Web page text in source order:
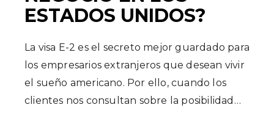
ESTADOS UNIDOS?
La visa E-2 es el secreto mejor guardado para
los empresarios extranjeros que desean vivir
el sueño americano. Por ello, cuando los
clientes nos consultan sobre la posibilidad…